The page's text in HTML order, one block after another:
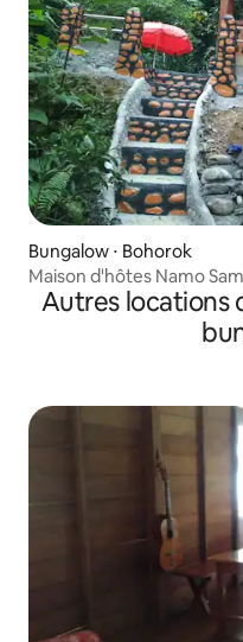
Bungalow ⋅ Bohorok
Maison d'hôtes Namo
Autres locations